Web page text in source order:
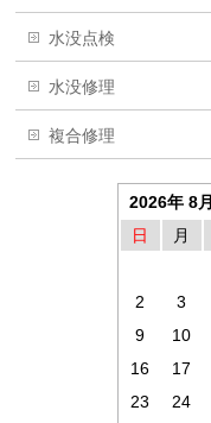
水没点検
水没修理
複合修理
2026年 8月
日
月
2
3
9
10
16
17
23
24